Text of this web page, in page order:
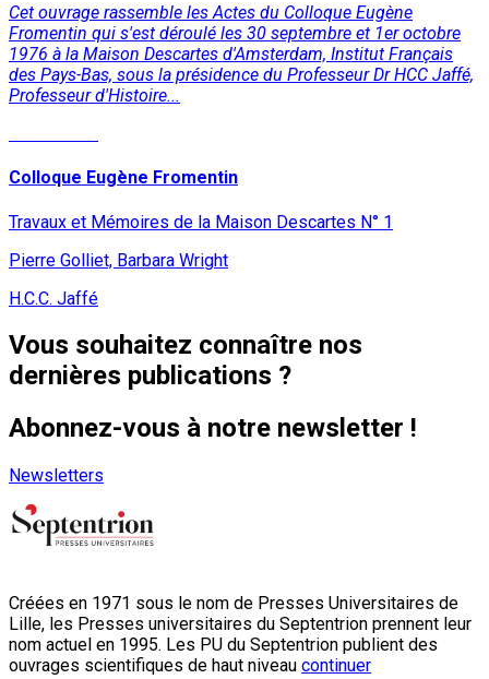
Cet ouvrage rassemble les Actes du Colloque Eugène
Fromentin qui s'est déroulé les 30 septembre et 1er octobre
1976 à la Maison Descartes d'Amsterdam, Institut Français
des Pays-Bas, sous la présidence du Professeur Dr HCC Jaffé,
Professeur d'Histoire...
Colloque Eugène Fromentin
Travaux et Mémoires de la Maison Descartes N° 1
Pierre Golliet, Barbara Wright
H.C.C. Jaffé
Vous souhaitez connaître nos
dernières publications ?
Abonnez-vous à notre newsletter !
Newsletters
Créées en 1971 sous le nom de Presses Universitaires de
Lille, les Presses universitaires du Septentrion prennent leur
nom actuel en 1995. Les PU du Septentrion publient des
ouvrages scientifiques de haut niveau continuer